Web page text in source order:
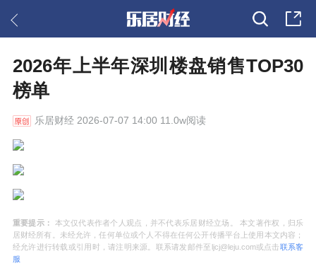
2026年上半年深圳楼盘销售TOP30
榜单
乐居财经2026-07-07 14:00 11.0w阅读
重要提示：
本文仅代表作者个人观点，并不代表乐居财经立场。 本文著作权，归乐
居财经所有。未经允许，任何单位或个人不得在任何公开传播平台上使用本文内容；
经允许进行转载或引用时，请注明来源。联系请发邮件至ljcj@leju.com或点击联系客
服